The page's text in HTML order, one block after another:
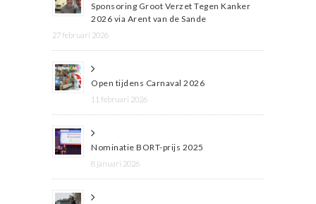
Sponsoring Groot Verzet Tegen Kanker
2026 via Arent van de Sande
27 februari 2026
Open tijdens Carnaval 2026
11 februari 2026
Nominatie BORT-prijs 2025
8 januari 2026